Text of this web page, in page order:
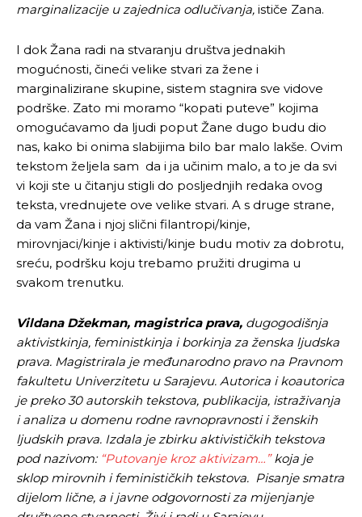
marginalizacije u zajednica odlučivanja, ističe Zana.
I dok Žana radi na stvaranju društva jednakih
mogućnosti, čineći velike stvari za žene i
marginalizirane skupine, sistem stagnira sve vidove
podrške. Zato mi moramo “kopati puteve” kojima
omogućavamo da ljudi poput Žane dugo budu dio
nas, kako bi onima slabijima bilo bar malo lakše. Ovim
tekstom željela sam da i ja učinim malo, a to je da svi
vi koji ste u čitanju stigli do posljednjih redaka ovog
teksta, vrednujete ove velike stvari. A s druge strane,
da vam Žana i njoj slični filantropi/kinje,
mirovnjaci/kinje i aktivisti/kinje budu motiv za dobrotu,
sreću, podršku koju trebamo pružiti drugima u
svakom trenutku.
Vildana Džekman, magistrica prava, dugogodišnja
aktivistkinja, feministkinja i borkinja za ženska ljudska
prava. Magistrirala je međunarodno pravo na Pravnom
fakultetu Univerzitetu u Sarajevu. Autorica i koautorica
je preko 30 autorskih tekstova, publikacija, istraživanja
i analiza u domenu rodne ravnopravnosti i ženskih
ljudskih prava. Izdala je zbirku aktivističkih tekstova
pod nazivom: “Putovanje kroz aktivizam…”koja je
sklop mirovnih i feminističkih tekstova. Pisanje smatra
dijelom lične, a i javne odgovornosti za mijenjanje